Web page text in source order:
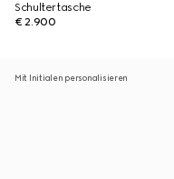
Schultertasche
€ 2.900
Mit Initialen personalisieren